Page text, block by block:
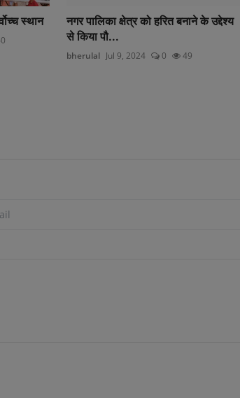
स्थान
नगर पालिका क्षेत्र को हरित बनाने के उद्देश्य
से किया पौ...
bherulal Jul 9, 2024 0 49